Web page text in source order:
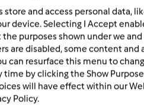
ma un po' acida .. per il
la stessa marca ,la
per il pane preferisco
solitamente la conservo
più volte alla settimana
sempre un po' secca e un
store and access personal data,
device. Selecting I Accept
purposes shown under we
are disabled, some content and
can resurface this menu to
time by clicking the Show
will have effect within our
Policy.